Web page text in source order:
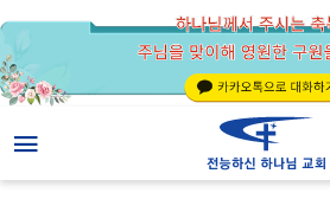
93. 진리를 추구하는 데 나이는 중요하지